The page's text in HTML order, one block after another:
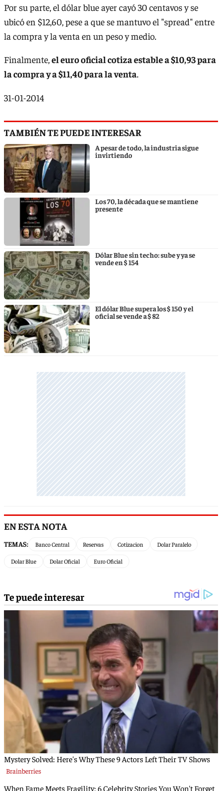
Por su parte, el dólar blue ayer cayó 30 centavos y se
ubicó en $12,60, pese a que se mantuvo el "spread" entre
la compra y la venta en un peso y medio.
Finalmente,el euro oficial cotiza estable a $10,93 para
la compra y a $11,40 para la venta.
31-01-2014
TAMBIÉN TE PUEDE INTERESAR
A pesar de todo, la industria sigue
invirtiendo
Los 70, la década que se mantiene
presente
Dólar Blue sin techo: sube y ya se
vende en $ 154
El dólar Blue supera los $ 150 y el
oficial se vende a $ 82
EN ESTA NOTA
TEMAS: Banco Central Reservas Cotizacion Dolar Paralelo
Dolar Blue Dolar Oficial Euro Oficial